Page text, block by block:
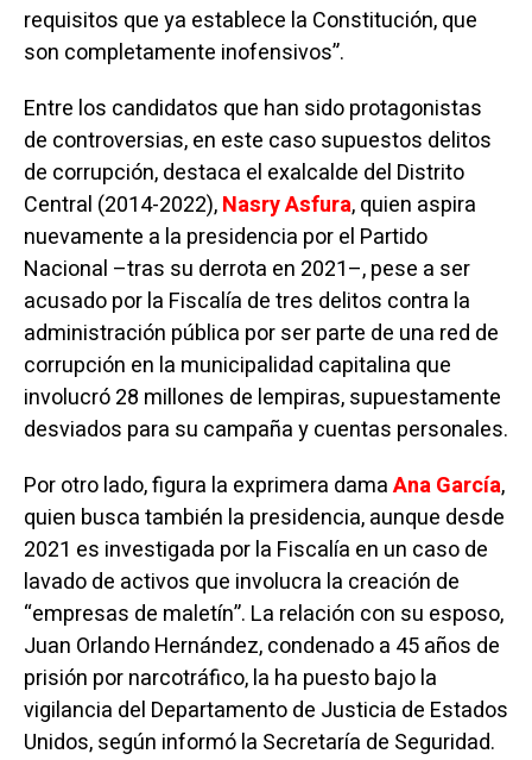
requisitos que ya establece la Constitución, que
son completamente inofensivos”.
Entre los candidatos que han sido protagonistas
de controversias, en este caso supuestos delitos
de corrupción, destaca el exalcalde del Distrito
Central (2014-2022),Nasry Asfura, quien aspira
nuevamente a la presidencia por el Partido
Nacional –tras su derrota en 2021–, pese a ser
acusado por la Fiscalía de tres delitos contra la
administración pública por ser parte de una red de
corrupción en la municipalidad capitalina que
involucró 28 millones de lempiras, supuestamente
desviados para su campaña y cuentas personales.
Por otro lado, figura la exprimera damaAna García,
quien busca también la presidencia, aunque desde
2021 es investigada por la Fiscalía en un caso de
lavado de activos que involucra la creación de
“empresas de maletín”. La relación con su esposo,
Juan Orlando Hernández, condenado a 45 años de
prisión por narcotráfico, la ha puesto bajo la
vigilancia del Departamento de Justicia de Estados
Unidos, según informó la Secretaría de Seguridad.